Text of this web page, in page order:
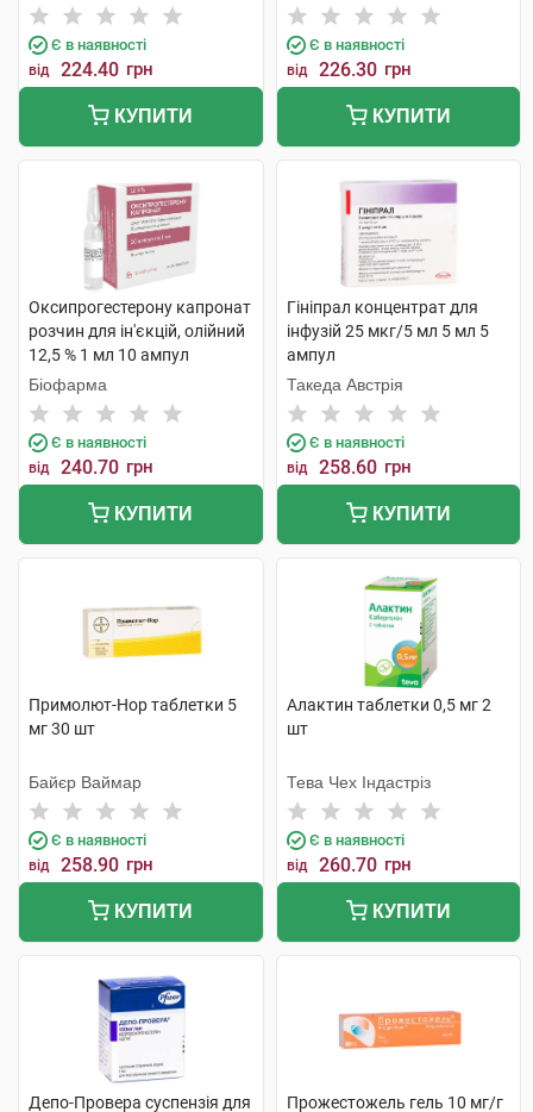
Є в наявності
від 224.40 грн
КУПИТИ
Є в наявності
від 226.30 грн
КУПИТИ
Оксипрогестерону капронат
розчин для ін'єкцій, олійний
12,5 % 1 мл 10 ампул
Біофарма
Є в наявності
від 240.70 грн
КУПИТИ
Гініпрал концентрат для
інфузій 25 мкг/5 мл 5 мл 5
ампул
Такеда Австрія
Є в наявності
від 258.60 грн
КУПИТИ
Примолют-Нор таблетки 5
мг 30 шт
Байєр Ваймар
Є в наявності
від 258.90 грн
КУПИТИ
Алактин таблетки 0,5 мг 2
шт
Тева Чех Індастріз
Є в наявності
від 260.70 грн
КУПИТИ
Депо-Провера суспензія для Прожестожель гель 10 мг/г